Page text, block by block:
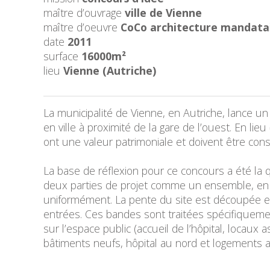
maître d’ouvrage ville de Vienne
maître d’oeuvre CoCo architecture
date 2011
surface 16000m²
lieu Vienne (Autriche)
La municipalité de Vienne, en Autriche, lance
en ville à proximité de la gare de l’ouest. En
ont une valeur patrimoniale et doivent être
La base de réflexion pour ce concours a été
deux parties de projet comme un ensemble,
uniformément. La pente du site est découpée
entrées. Ces bandes sont traitées
sur l’espace public (accueil de l’hôpital,
bâtiments neufs, hôpital au nord et logements